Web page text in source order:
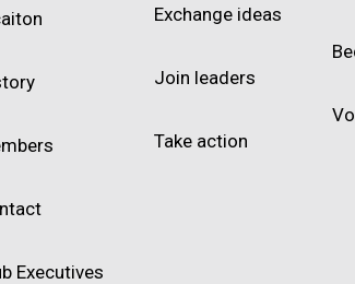
Executives
Exchange ideas
Join leaders
Take action